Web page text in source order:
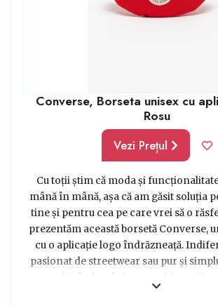
Converse, Borseta unisex cu
Rosu
Vezi Prețul
Cu toții știm că moda și
mână în mână, așa că am găsit soluția
tine și pentru cea pe care vrei să o
prezentăm această borsetă Converse,
cu o aplicație logo îndrăzneață.
pasionat de streetwear sau pur și
totul la îndemână, această borsetă